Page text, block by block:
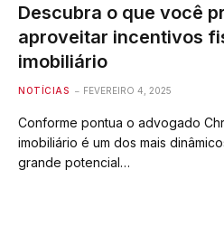
Descubra o que você
aproveitar incentivos
imobiliário
NOTÍCIAS FEVEREIRO 4, 2025
Conforme pontua o advogado
imobiliário é um dos mais
grande potencial…